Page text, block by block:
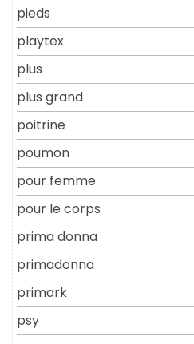
pieds
playtex
plus
plus grand
poitrine
poumon
pour femme
pour le corps
prima donna
primadonna
primark
psy